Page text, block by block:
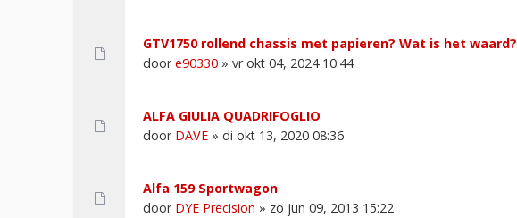
GTV1750 rollend chassis met papieren? Wat is het waard?
doore90330 » vr okt 04, 2024 10:44
ALFA GIULIA QUADRIFOGLIO
door DAVE » di okt 13, 2020 08:36
Alfa 159 Sportwagon
door DYE Precision » zo jun 09, 2013 15:22